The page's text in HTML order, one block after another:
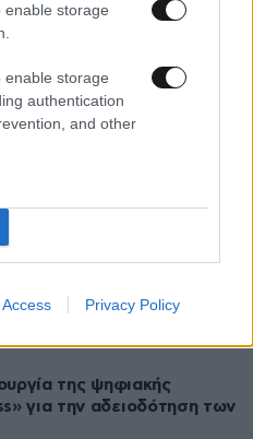
enable storage
enable storage
authentication
and other
Privacy Policy
της ψηφιακής
για την αδειοδότηση των